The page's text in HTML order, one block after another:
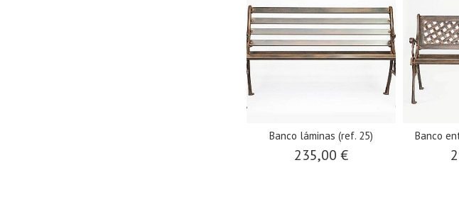
Banco láminas (ref. 25)
235,00 €
Banco